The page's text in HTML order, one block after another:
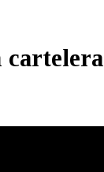
cartelera